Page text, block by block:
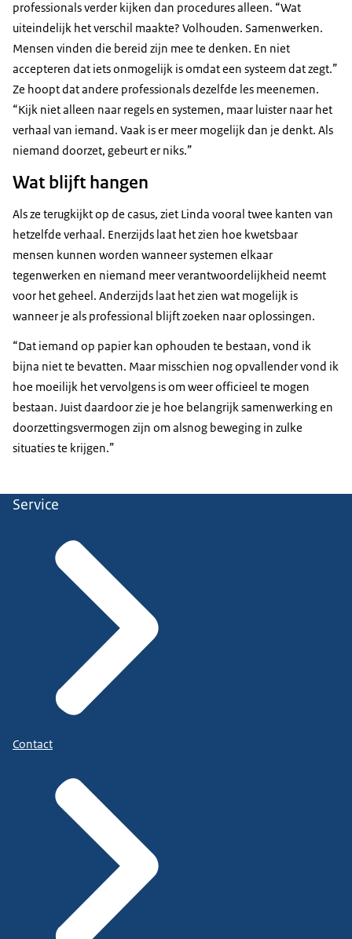
professionals verder kijken dan procedures alleen. “Wat
uiteindelijk het verschil maakte? Volhouden. Samenwerken.
Mensen vinden die bereid zijn mee te denken. En niet
accepteren dat iets onmogelijk is omdat een systeem dat zegt.”
Ze hoopt dat andere professionals dezelfde les meenemen.
“Kijk niet alleen naar regels en systemen, maar luister naar het
verhaal van iemand. Vaak is er meer mogelijk dan je denkt. Als
niemand doorzet, gebeurt er niks.”
Wat blijft hangen
Als ze terugkijkt op de casus, ziet Linda vooral twee kanten van
hetzelfde verhaal. Enerzijds laat het zien hoe kwetsbaar
mensen kunnen worden wanneer systemen elkaar
tegenwerken en niemand meer verantwoordelijkheid neemt
voor het geheel. Anderzijds laat het zien wat mogelijk is
wanneer je als professional blijft zoeken naar oplossingen.
“Dat iemand op papier kan ophouden te bestaan, vond ik
bijna niet te bevatten. Maar misschien nog opvallender vond ik
hoe moeilijk het vervolgens is om weer officieel te mogen
bestaan. Juist daardoor zie je hoe belangrijk samenwerking en
doorzettingsvermogen zijn om alsnog beweging in zulke
situaties te krijgen.”
Service
Contact